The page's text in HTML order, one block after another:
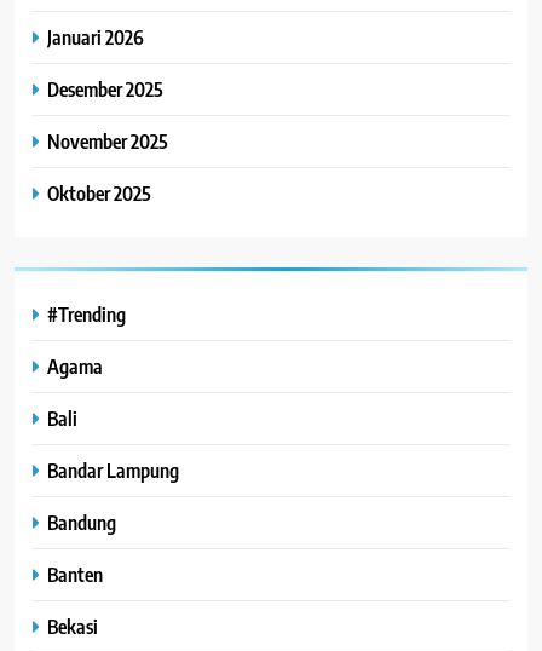
Januari 2026
Desember 2025
November 2025
Oktober 2025
#Trending
Agama
Bali
Bandar Lampung
Bandung
Banten
Bekasi